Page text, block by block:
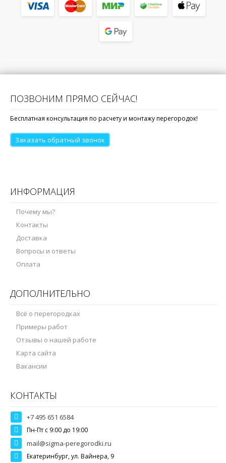
ПОЗВОНИМ ПРЯМО СЕЙЧАС!
Бесплатная консультация по расчету и монтажу перегородок!
Заказать обратный звонок
ИНФОРМАЦИЯ
Почему мы?
Контакты
Доставка
Вопросы и ответы
Оплата
ДОПОЛНИТЕЛЬНО
Всё о перегородках
Примеры работ
Отзывы о нашей работе
Карта сайта
Вакансии
КОНТАКТЫ
+7 495 651 6584
Пн-Пт c 9:00 до 19:00
mail@sigma-peregorodki.ru
Екатеринбург, ул. Вайнера, 9